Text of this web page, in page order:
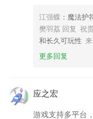
新增GBT 28181直播功
全新上线,您可以在首
以上就是欢乐世界手机
江强蝶 ：魔法护
樊羽荔 回复 祝
和长久可玩性
更多回复
应之宏
游戏支持多平台